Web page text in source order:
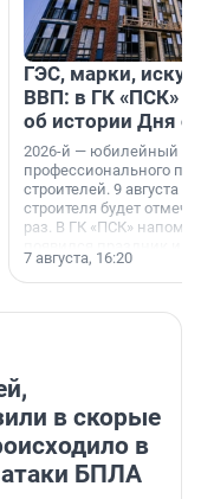
ГЭС, марки,
ВВП: в ГК «ПСК»
об истории Дня
2026-й — юбилейный
профессионального
строителей. 9 августа
строителя будет
раз. В ГК «ПСК»
поменялась роль
7 августа, 16:20
в скорые
в
БПЛА